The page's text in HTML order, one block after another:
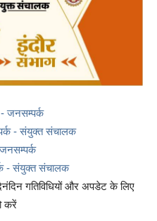
जनसम्पर्क
- संयुक्त संचालक
- संयुक्त संचालक
गतिविधियों और अपडेट के लिए
करें